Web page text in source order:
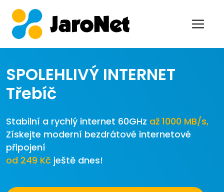
SPOLEHLIVÝ INTERNET
Třebíč
Stabilní a rychlý internet 60GHz až 1000 MB/s,
Získejte moderní bezdrátové internetové
připojení
od 249 Kč ještě dnes!